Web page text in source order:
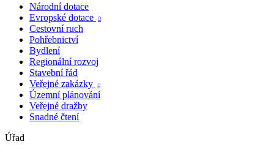
Národní dotace
Evropské dotace

Cestovní ruch
Pohřebnictví
Bydlení
Regionální rozvoj
Stavební řád
Veřejné zakázky

Územní plánování
Veřejné dražby
Snadné čtení
Úřad